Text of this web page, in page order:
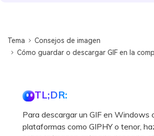
Tema
Consejos de imagen
Cómo guardar o descargar GIF en la
TL;DR:
Para descargar un GIF en Windows
plataformas como GIPHY o tenor,